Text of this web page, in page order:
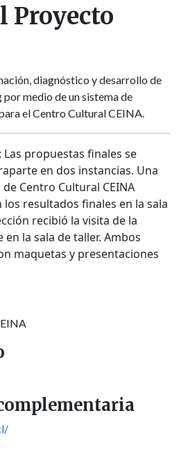
Proyecto
diagnóstico y desarrollo de
medio de un sistema de
el Centro Cultural CEINA.
Las propuestas finales se
en dos instancias. Una
Centro Cultural CEINA
resultados finales en la sala
recibió la visita de la
la sala de taller. Ambos
maquetas y presentaciones